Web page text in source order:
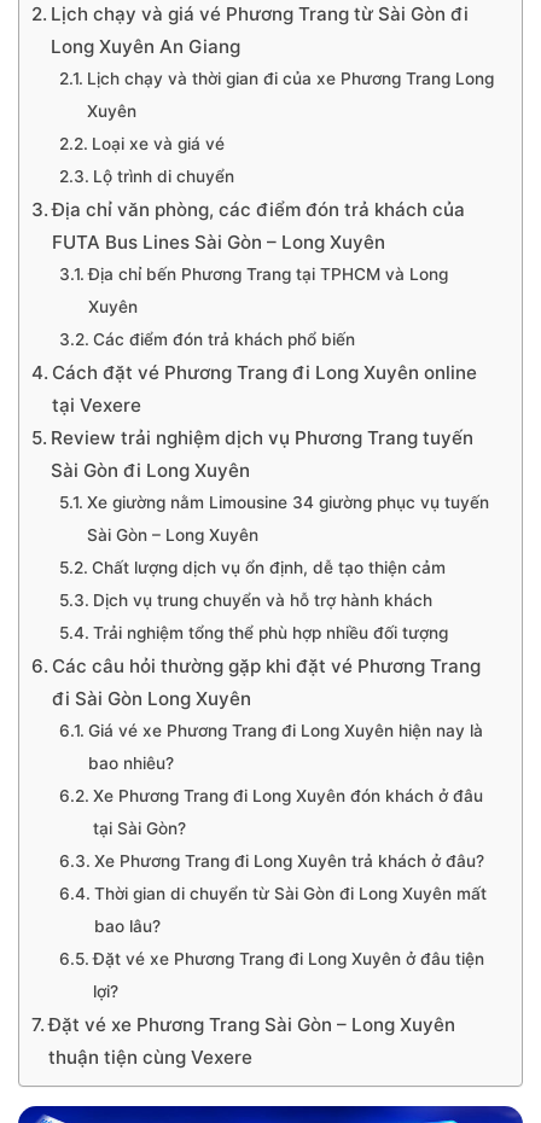
Lịch chạy và giá vé Phương Trang từ Sài Gòn đi
Long Xuyên An Giang
Lịch chạy và thời gian đi của xe Phương Trang Long
Xuyên
Loại xe và giá vé
Lộ trình di chuyển
Địa chỉ văn phòng, các điểm đón trả khách của
FUTA Bus Lines Sài Gòn – Long Xuyên
Địa chỉ bến Phương Trang tại TPHCM và Long
Xuyên
Các điểm đón trả khách phổ biến
Cách đặt vé Phương Trang đi Long Xuyên online
tại Vexere
Review trải nghiệm dịch vụ Phương Trang tuyến
Sài Gòn đi Long Xuyên
Xe giường nằm Limousine 34 giường phục vụ tuyến
Sài Gòn – Long Xuyên
Chất lượng dịch vụ ổn định, dễ tạo thiện cảm
Dịch vụ trung chuyển và hỗ trợ hành khách
Trải nghiệm tổng thể phù hợp nhiều đối tượng
Các câu hỏi thường gặp khi đặt vé Phương Trang
đi Sài Gòn Long Xuyên
Giá vé xe Phương Trang đi Long Xuyên hiện nay là
bao nhiêu?
Xe Phương Trang đi Long Xuyên đón khách ở đâu
tại Sài Gòn?
Xe Phương Trang đi Long Xuyên trả khách ở đâu?
Thời gian di chuyển từ Sài Gòn đi Long Xuyên mất
bao lâu?
Đặt vé xe Phương Trang đi Long Xuyên ở đâu tiện
lợi?
Đặt vé xe Phương Trang Sài Gòn – Long Xuyên
thuận tiện cùng Vexere